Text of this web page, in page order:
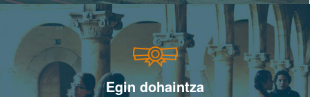
Egin dohaintza